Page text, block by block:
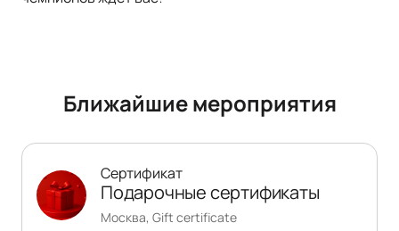
Ближайшие мероприятия
Сертификат
Подарочные сертификаты
Москва, Gift certificate